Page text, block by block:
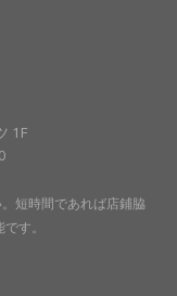
1F
短時間であれば店鋪脇
す。